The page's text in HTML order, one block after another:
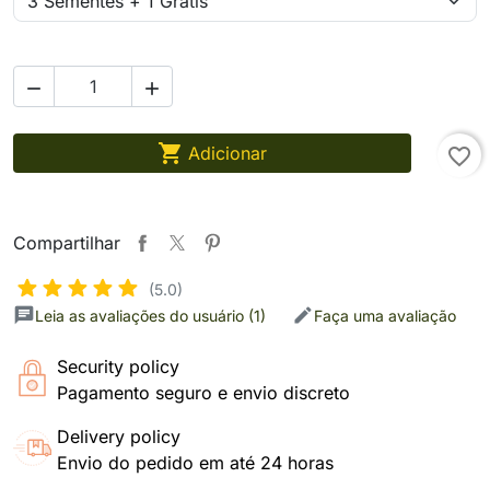
 
 Adicionar favorite_border
Compartilhar
(5.0)
Leia as avaliações do usuário (1)
Faça uma avaliação
Security policy
Pagamento seguro e envio discreto
Delivery policy
Envio do pedido em até 24 horas